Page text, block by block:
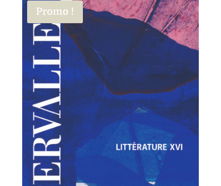
Promo !